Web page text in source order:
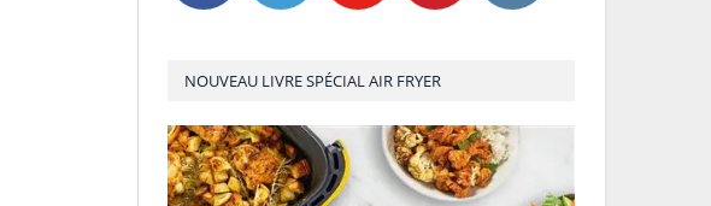
NOUVEAU LIVRE SPÉCIAL AIR FRYER